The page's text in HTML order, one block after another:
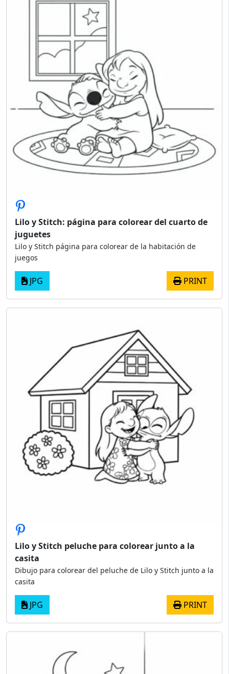
Lilo y Stitch: página para colorear del cuarto de
juguetes
Lilo y Stitch página para colorear de la habitación de
juegos
JPG PRINT
Lilo y Stitch peluche para colorear junto a la
casita
Dibujo para colorear del peluche de Lilo y Stitch junto a la
casita
JPG PRINT